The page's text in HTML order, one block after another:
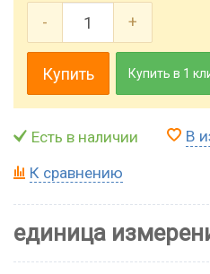
- +
Купить Купить в 1
Есть в наличии В
К сравнению
единица